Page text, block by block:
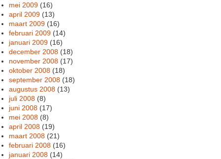
mei 2009 (16)
april 2009 (13)
maart 2009 (16)
februari 2009 (14)
januari 2009 (16)
december 2008 (18)
november 2008 (17)
oktober 2008 (18)
september 2008 (18)
augustus 2008 (13)
juli 2008 (8)
juni 2008 (17)
mei 2008 (8)
april 2008 (19)
maart 2008 (21)
februari 2008 (16)
januari 2008 (14)